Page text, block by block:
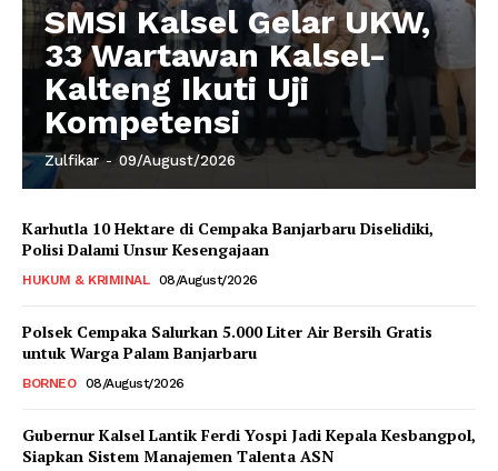
SMSI Kalsel Gelar UKW,
33 Wartawan Kalsel-
Kalteng Ikuti Uji
Kompetensi
Zulfikar - 09/August/2026
Karhutla 10 Hektare di Cempaka Banjarbaru Diselidiki,
Polisi Dalami Unsur Kesengajaan
HUKUM & KRIMINAL 08/August/2026
Polsek Cempaka Salurkan 5.000 Liter Air Bersih Gratis
untuk Warga Palam Banjarbaru
BORNEO 08/August/2026
Gubernur Kalsel Lantik Ferdi Yospi Jadi Kepala Kesbangpol,
Siapkan Sistem Manajemen Talenta ASN